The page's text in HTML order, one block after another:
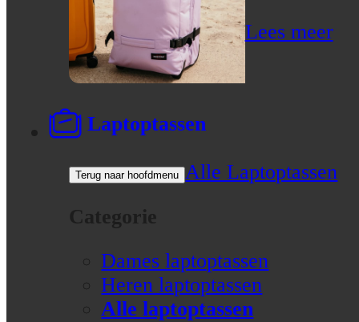
Lees meer
Laptoptassen
Terug naar hoofdmenu Alle Laptoptassen
Categorie
Dames laptoptassen
Heren laptoptassen
Alle laptoptassen